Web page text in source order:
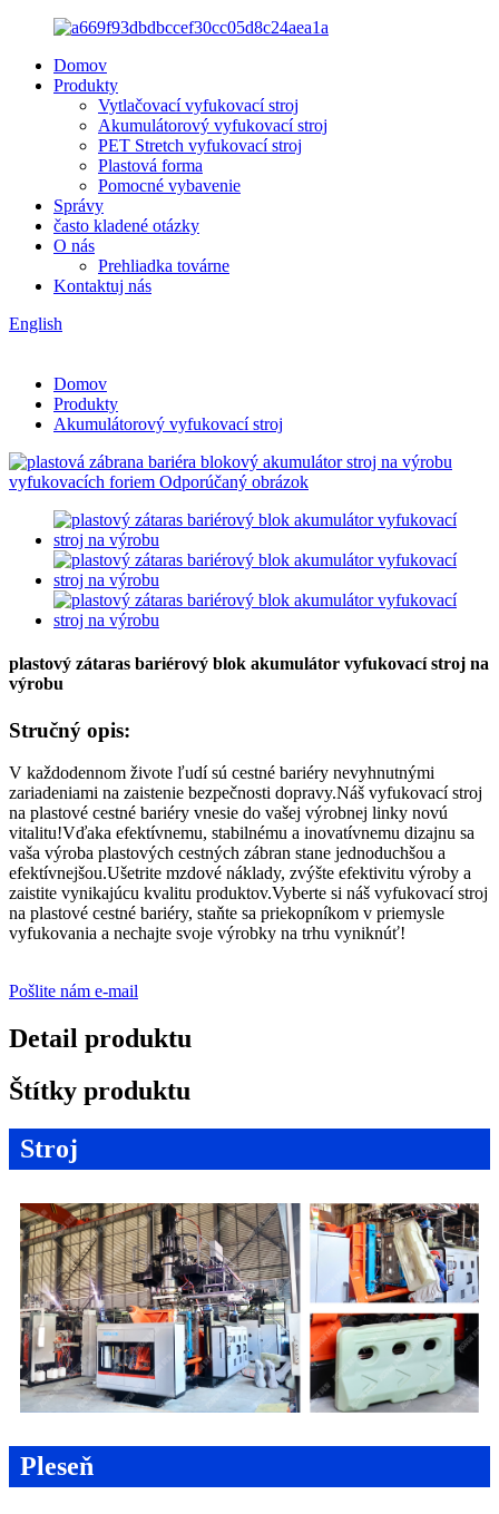
Domov
Produkty
Vytlačovací vyfukovací stroj
Akumulátorový vyfukovací stroj
PET Stretch vyfukovací stroj
Plastová forma
Pomocné vybavenie
Správy
často kladené otázky
O nás
Prehliadka továrne
Kontaktuj nás
English
Domov
Produkty
Akumulátorový vyfukovací stroj
plastový zátaras bariérový blok akumulátor vyfukovací stroj na
výrobu
Stručný opis:
V každodennom živote ľudí sú cestné bariéry nevyhnutnými
zariadeniami na zaistenie bezpečnosti dopravy.Náš vyfukovací stroj
na plastové cestné bariéry vnesie do vašej výrobnej linky novú
vitalitu!Vďaka efektívnemu, stabilnému a inovatívnemu dizajnu sa
vaša výroba plastových cestných zábran stane jednoduchšou a
efektívnejšou.Ušetrite mzdové náklady, zvýšte efektivitu výroby a
zaistite vynikajúcu kvalitu produktov.Vyberte si náš vyfukovací stroj
na plastové cestné bariéry, staňte sa priekopníkom v priemysle
vyfukovania a nechajte svoje výrobky na trhu vyniknúť!
Pošlite nám e-mail
Detail produktu
Štítky produktu
Stroj
Pleseň